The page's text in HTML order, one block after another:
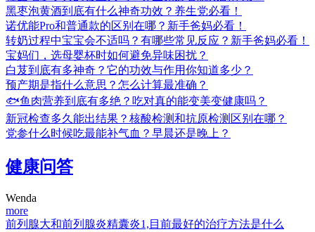
黑枣泡黄酒到底有什么神奇功效？养生党必看！
诺优能Pro和普通款的区别在哪？新手爸妈必看！
转奶过程中宝宝会不适吗？有哪些常见反应？新手爸妈必看！
宝妈们，选母婴杯时如何避免异味困扰？
白芨到底有多神奇？它的功效与作用你知道多少？
预产期是指什么意思？怎么计算最准确？
🐟鱼肉营养到底有多绝？吃对真的能变美变健康吗？
新冠检查多久能出结果？核酸检测和抗原检测区别在哪？
党参什么时候吃最能补气血？早晨还是晚上？
健康问答
Wenda
more
前列腺大和前列腺炎精囊炎1,目前最好的治疗方法是什么